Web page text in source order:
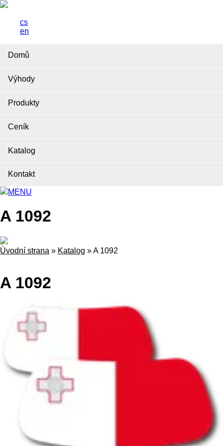
cs
en
Domů
Výhody
Produkty
Ceník
Katalog
Kontakt
MENU
A 1092
Úvodní strana » Katalog »A 1092
A 1092